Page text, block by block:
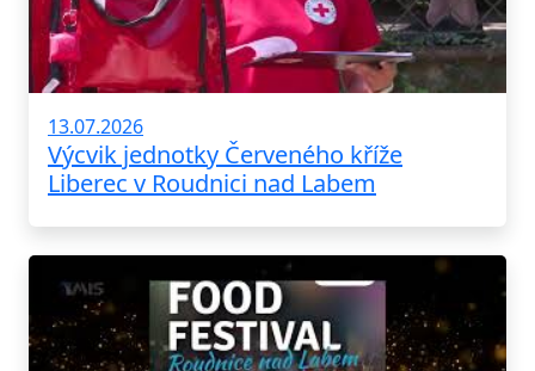
13.07.2026
Výcvik jednotky Červeného kříže
Liberec v Roudnici nad Labem